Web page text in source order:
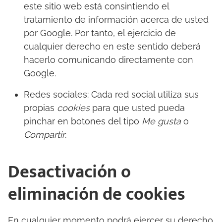
este sitio web está consintiendo el
tratamiento de información acerca de usted
por Google. Por tanto, el ejercicio de
cualquier derecho en este sentido deberá
hacerlo comunicando directamente con
Google.
Redes sociales: Cada red social utiliza sus
propias cookiespara que usted pueda
pinchar en botones del tipo Me gusta o
Compartir.
Desactivación o
eliminación de cookies